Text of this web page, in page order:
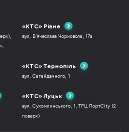
«КТС» Рівне
вул. В`ячеслава Чорновола, 17а
«КТС» Тернопіль
вул. Сагайдачного, 1
«КТС» Луцьк
вул. Сухомлинського, 1, ТРЦ ПортCity (2
поверх)